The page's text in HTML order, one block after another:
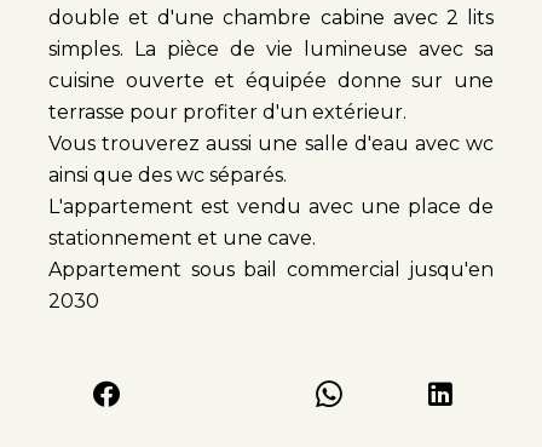
double et d'une chambre cabine avec 2 lits
simples. La pièce de vie lumineuse avec sa
cuisine ouverte et équipée donne sur une
terrasse pour profiter d'un extérieur.
Vous trouverez aussi une salle d'eau avec wc
ainsi que des wc séparés.
L'appartement est vendu avec une place de
stationnement et une cave.
Appartement sous bail commercial jusqu'en
2030